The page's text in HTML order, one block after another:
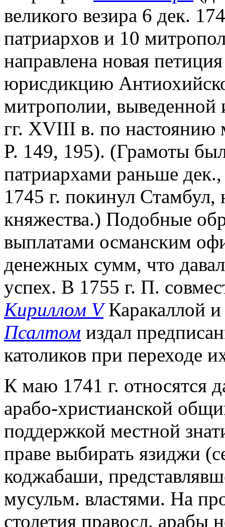
великого везира 6 дек.
патриархов и 10
направлена новая
юрисдикцию
митрополии, выведенной
гг. XVIII в. по
P. 149, 195). (Грамоты
патриархами раньше
1745 г. покинул Стамбул,
княжества.) Подобные
выплатами османским
денежных сумм, что
успех. В 1755 г. П.
Кириллом VКаракаллой
Псалтом издал
католиков при переходе
К маю 1741 г. относятся
арабо-христианской
поддержкой местной
праве выбирать язиджи
коджабаши,
мусульм. властями. На
столетия правосл. арабы